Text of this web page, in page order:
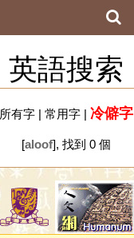
英語搜索
所有字| 常用字| 冷僻字
[aloof], 找到 0 個